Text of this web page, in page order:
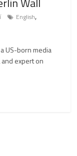
English,
US-born media
expert on